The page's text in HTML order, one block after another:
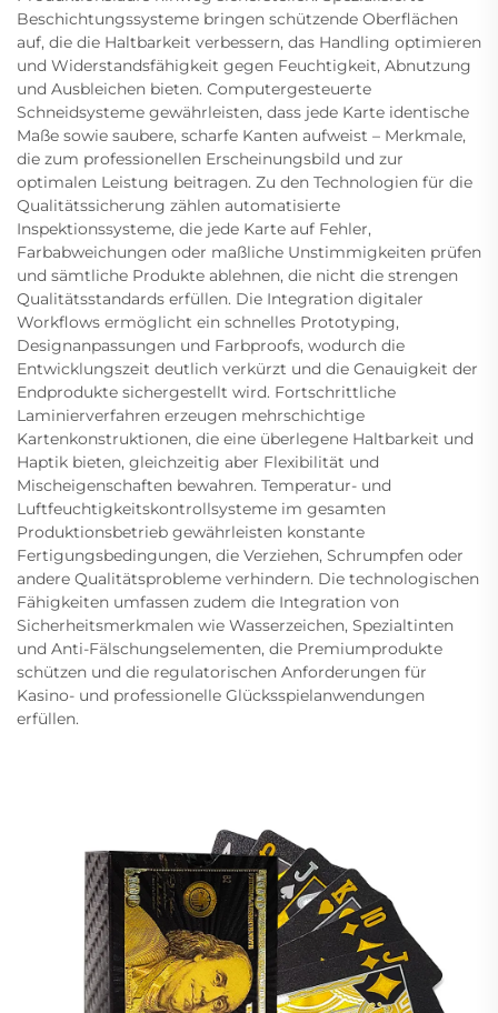
Beschichtungssysteme bringen schützende Oberflächen
auf, die die Haltbarkeit verbessern, das Handling optimieren
und Widerstandsfähigkeit gegen Feuchtigkeit, Abnutzung
und Ausbleichen bieten. Computergesteuerte
Schneidsysteme gewährleisten, dass jede Karte identische
Maße sowie saubere, scharfe Kanten aufweist – Merkmale,
die zum professionellen Erscheinungsbild und zur
optimalen Leistung beitragen. Zu den Technologien für die
Qualitätssicherung zählen automatisierte
Inspektionssysteme, die jede Karte auf Fehler,
Farbabweichungen oder maßliche Unstimmigkeiten prüfen
und sämtliche Produkte ablehnen, die nicht die strengen
Qualitätsstandards erfüllen. Die Integration digitaler
Workflows ermöglicht ein schnelles Prototyping,
Designanpassungen und Farbproofs, wodurch die
Entwicklungszeit deutlich verkürzt und die Genauigkeit der
Endprodukte sichergestellt wird. Fortschrittliche
Laminierverfahren erzeugen mehrschichtige
Kartenkonstruktionen, die eine überlegene Haltbarkeit und
Haptik bieten, gleichzeitig aber Flexibilität und
Mischeigenschaften bewahren. Temperatur- und
Luftfeuchtigkeitskontrollsysteme im gesamten
Produktionsbetrieb gewährleisten konstante
Fertigungsbedingungen, die Verziehen, Schrumpfen oder
andere Qualitätsprobleme verhindern. Die technologischen
Fähigkeiten umfassen zudem die Integration von
Sicherheitsmerkmalen wie Wasserzeichen, Spezialtinten
und Anti-Fälschungselementen, die Premiumprodukte
schützen und die regulatorischen Anforderungen für
Kasino- und professionelle Glücksspielanwendungen
erfüllen.